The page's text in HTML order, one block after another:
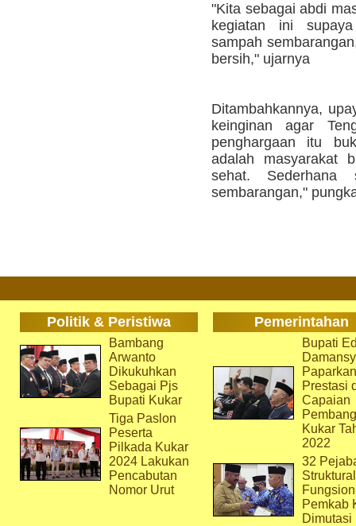
"Kita sebagai abdi
kegiatan ini
sampah
bersih," ujarnya
Ditambahkannya,
keinginan agar
penghargaan itu
adalah masyarakat
sehat. Sederhana
sembarangan,"
Politik & Peristiwa Pemerintahan
Bambang
Arwanto
Dikukuhkan
Sebagai Pjs
Bupati Kukar
Tiga Paslon
Peserta
Pilkada Kukar
2024 Lakukan
Pencabutan
Nomor Urut
Bupati
Paparkan
Prestasi
Capaian
Kukar
2022
32
Pemkab
Dimutasi